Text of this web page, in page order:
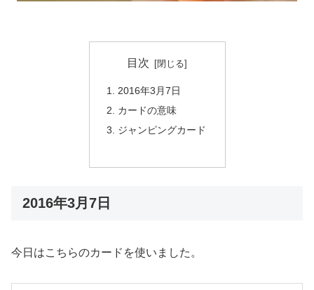
目次
2016年3月7日
カードの意味
ジャンピングカード
2016年3月7日
今日はこちらのカードを使いました。